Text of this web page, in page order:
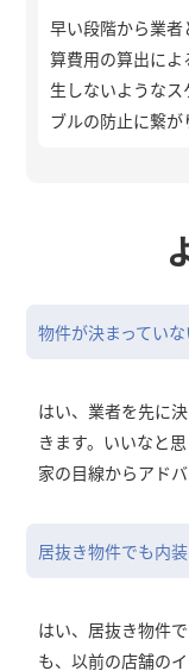
早い段階から業
算費用の算出に
生しないような
ブルの防止に繋が
物件が決まってい
はい、業者を先に
きます。いいなと
家の目線からアド
居抜き物件でも内
はい、居抜き物件
も、以前の店舗の